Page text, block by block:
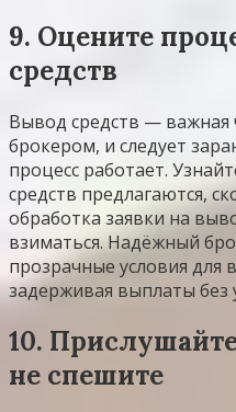
9. Оцените
средств
Вывод средств — важная
брокером, и следует
процесс работает.
средств предлагаются,
обработка заявки на
взиматься. Надёжный
прозрачные условия для
задерживая выплаты
10.
не спешите